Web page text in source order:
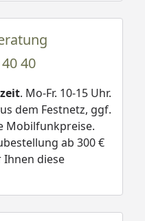
40
. Mo-Fr. 10-15 Uhr.
dem Festnetz, ggf.
Mobilfunkpreise.
ab 300 €
diese